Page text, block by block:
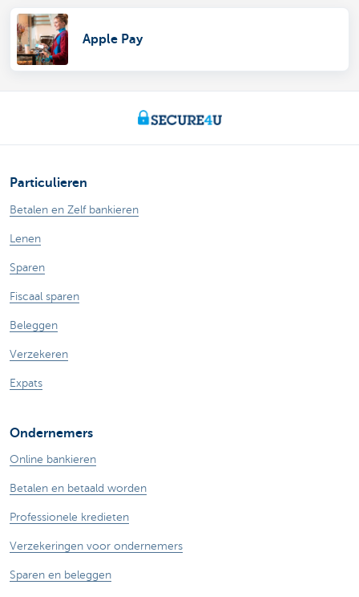
Apple Pay
Particulieren
Betalen en Zelf bankieren
Lenen
Sparen
Fiscaal sparen
Beleggen
Verzekeren
Expats
Ondernemers
Online bankieren
Betalen en betaald worden
Professionele kredieten
Verzekeringen voor ondernemers
Sparen en beleggen